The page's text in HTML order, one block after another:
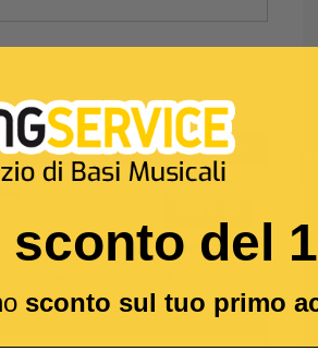
SI
Con testo
MIDI MULTITRACCIA
del
sconto sul tuo primo